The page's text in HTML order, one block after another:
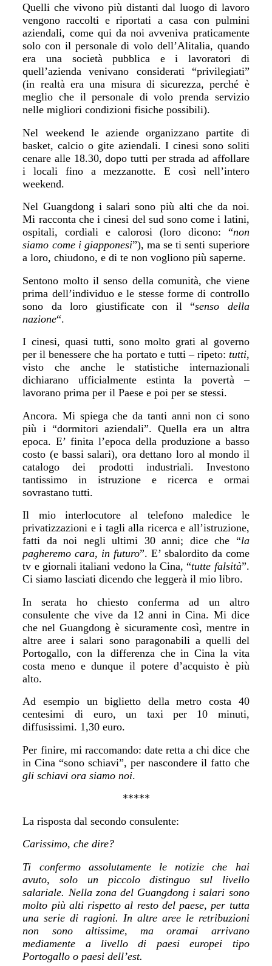
Quelli che vivono più distanti dal luogo di lavoro
vengono raccolti e riportati a casa con pulmini
aziendali, come qui da noi avveniva praticamente
solo con il personale di volo dell’Alitalia, quando
era una società pubblica e i lavoratori di
quell’azienda venivano considerati “privilegiati”
(in realtà era una misura di sicurezza, perché è
meglio che il personale di volo prenda servizio
nelle migliori condizioni fisiche possibili).
Nel weekend le aziende organizzano partite di
basket, calcio o gite aziendali. Icinesi sono soliti
cenare alle 18.30, dopo tutti per strada ad affollare
i locali fino a mezzanotte.E così nell’intero
weekend.
Nel Guangdong i salari sono piùalti che da noi.
Mi racconta che i cinesi del sud sono come i latini,
ospitali, cordiali e calorosi (loro dicono: “non
siamo come i giapponesi”), ma se ti senti superiore
a loro, chiudono,e di te non voglionopiù saperne.
Sentono molto il senso della comunità, che viene
prima dell’individuo e le stesse forme di controllo
sono daloro giustificate con il “senso della
nazione“.
I cinesi, quasi tutti, sono molto grati al governo
per il benessere che ha portato e tutti – ripeto: tutti,
visto che anche le statistiche internazionali
dichiarano ufficialmente estinta la povertà –
lavorano prima per il Paese e poi perse stessi.
Ancora.Mi spiega che da tanti anni non ci sono
più i “dormitori aziendali”.Quella era un altra
epoca.E’ finita l’epoca della produzione a basso
costo (e bassi salari), ora dettano loro al mondo il
catalogo dei prodotti industriali. Investono
tantissimo in istruzione e ricerca e ormai
sovrastano tutti.
Il mio interlocutore al telefono maledice le
privatizzazioni e i tagli alla ricerca e all’istruzione,
fatti da noi negli ultimi 30 anni; dice che “la
pagheremo cara, in futuro”. E’sbalordito da come
tv e giornali italiani vedono laCina, “tutte falsità”.
Ci siamo lasciatidicendoche leggerà il mio libro.
In serata ho chiesto conferma ad un altro
consulente che vive da 12 anni in Cina. Mi dice
che nel Guangdong è sicuramente così, mentre in
altre aree i salari sono paragonabili a quelli del
Portogallo, con la differenza che in Cina la vita
costa meno e dunque il potere d’acquisto è più
alto.
Ad esempio un biglietto della metro costa 40
centesimi di euro, un taxi per
10 minuti,
diffusissimi. 1,30 euro.
Per finire, mi raccomando: date retta a chi dice che
inCina “sono schiavi”, per nascondere il fatto che
gli schiaviorasiamo noi.
*****
La risposta dal secondo consulente:
Carissimo, che dire?
Ti confermo assolutamente le notizie che hai
avuto, solo un piccolo distinguo sul livello
salariale. Nella zona del Guangdong i salari sono
molto più alti rispetto al resto del paese, per tutta
una serie di ragioni. In altre aree le retribuzioni
non sono altissime, ma oramai arrivano
mediamente a livello di paesi europei tipo
Portogallo o paesi dell’est.